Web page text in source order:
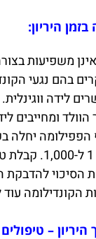
היריון:
משפיעות
בהם נגעי
לידה
ומחייבים
הפפילומה יחלה
הקול בשכיחות
הסיכוי להדבקת
הקונדילומה עוד
–